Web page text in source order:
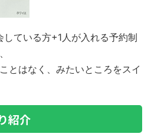
ている方+1人が入れる予約制
とはなく、みたいところをスイ
紹介